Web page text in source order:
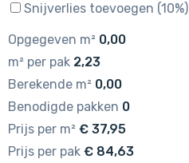
Snijverlies toevoegen (10%)
Opgegeven m² 0,00
m² per pak 2,23
Berekende m² 0,00
Benodigde pakken 0
Prijs per m² € 37,95
Prijs per pak € 84,63